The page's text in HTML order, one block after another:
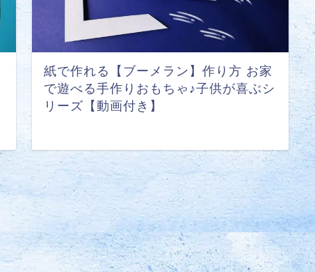
紙で作れる【ブーメラン】作り方 お家
で遊べる手作りおもちゃ♪子供が喜ぶシ
リーズ【動画付き】